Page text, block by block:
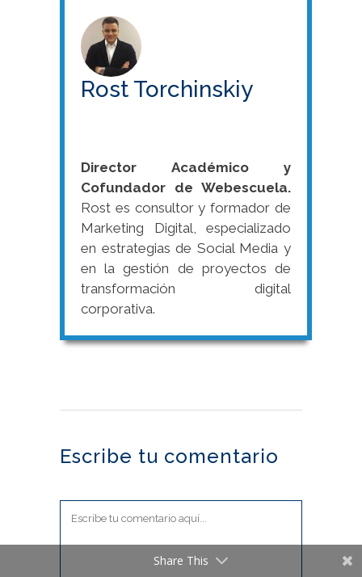
Rost Torchinskiy
Director Académico y
Cofundador de Webescuela.
Rost es consultor y formador de
Marketing Digital, especializado
en estrategias de Social Media y
en la gestión de proyectos de
transformación digital
corporativa.
Escribe tu comentario
Share This